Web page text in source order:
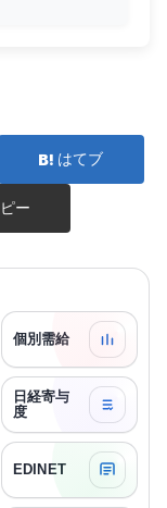
はてブ
ー
個別需給
日経寄与
度
EDINET